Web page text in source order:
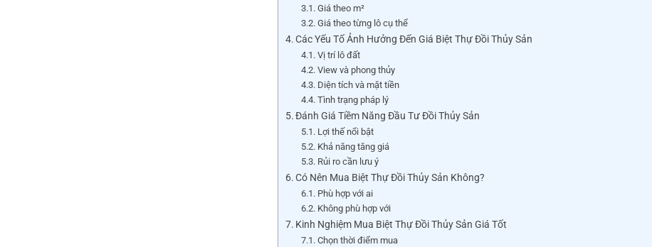
Giá theo m²
Giá theo từng lô cụ thể
Các Yếu Tố Ảnh Hưởng Đến Giá Biệt Thự Đồi Thủy Sản
Vị trí lô đất
View và phong thủy
Diện tích và mặt tiền
Tình trạng pháp lý
Đánh Giá Tiềm Năng Đầu Tư Đồi Thủy Sản
Lợi thế nổi bật
Khả năng tăng giá
Rủi ro cần lưu ý
Có Nên Mua Biệt Thự Đồi Thủy Sản Không?
Phù hợp với ai
Không phù hợp với
Kinh Nghiệm Mua Biệt Thự Đồi Thủy Sản Giá Tốt
Chọn thời điểm mua